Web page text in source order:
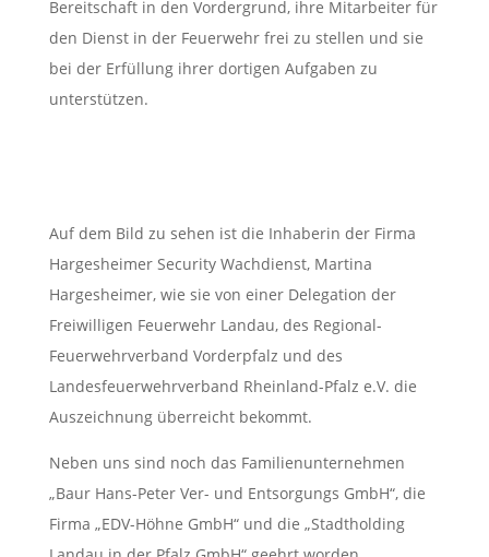
Bereitschaft in den Vordergrund, ihre Mitarbeiter für
den Dienst in der Feuerwehr frei zu stellen und sie
bei der Erfüllung ihrer dortigen Aufgaben zu
unterstützen.
Auf dem Bild zu sehen ist die Inhaberin der Firma
Hargesheimer Security Wachdienst, Martina
Hargesheimer, wie sie von einer Delegation der
Freiwilligen Feuerwehr Landau, des Regional-
Feuerwehrverband Vorderpfalz und des
Landesfeuerwehrverband Rheinland-Pfalz e.V. die
Auszeichnung überreicht bekommt.
Neben uns sind noch das Familienunternehmen
„Baur Hans-Peter Ver- und Entsorgungs GmbH“, die
Firma „EDV-Höhne GmbH“ und die „Stadtholding